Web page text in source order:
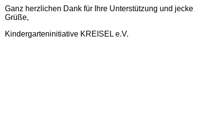
Ganz herzlichen Dank für Ihre Unterstützung und jecke
Grüße,
Kindergarteninitiative KREISEL e.V.